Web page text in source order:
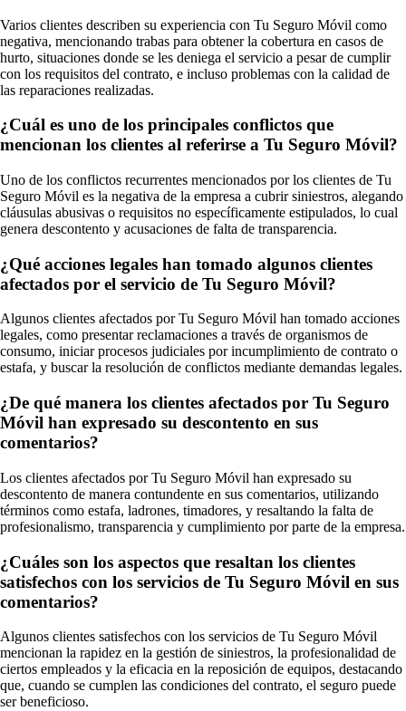
Varios clientes describen su experiencia con Tu Seguro Móvil como
negativa, mencionando trabas para obtener la cobertura en casos de
hurto, situaciones donde se les deniega el servicio a pesar de cumplir
con los requisitos del contrato, e incluso problemas con la calidad de
las reparaciones realizadas.
¿Cuál es uno de los principales conflictos que
mencionan los clientes al referirse a Tu Seguro Móvil?
Uno de los conflictos recurrentes mencionados por los clientes de Tu
Seguro Móvil es la negativa de la empresa a cubrir siniestros, alegando
cláusulas abusivas o requisitos no específicamente estipulados, lo cual
genera descontento y acusaciones de falta de transparencia.
¿Qué acciones legales han tomado algunos clientes
afectados por el servicio de Tu Seguro Móvil?
Algunos clientes afectados por Tu Seguro Móvil han tomado acciones
legales, como presentar reclamaciones a través de organismos de
consumo, iniciar procesos judiciales por incumplimiento de contrato o
estafa, y buscar la resolución de conflictos mediante demandas legales.
¿De qué manera los clientes afectados por Tu Seguro
Móvil han expresado su descontento en sus
comentarios?
Los clientes afectados por Tu Seguro Móvil han expresado su
descontento de manera contundente en sus comentarios, utilizando
términos como estafa, ladrones, timadores, y resaltando la falta de
profesionalismo, transparencia y cumplimiento por parte de la empresa.
¿Cuáles son los aspectos que resaltan los clientes
satisfechos con los servicios de Tu Seguro Móvil en sus
comentarios?
Algunos clientes satisfechos con los servicios de Tu Seguro Móvil
mencionan la rapidez en la gestión de siniestros, la profesionalidad de
ciertos empleados y la eficacia en la reposición de equipos, destacando
que, cuando se cumplen las condiciones del contrato, el seguro puede
ser beneficioso.